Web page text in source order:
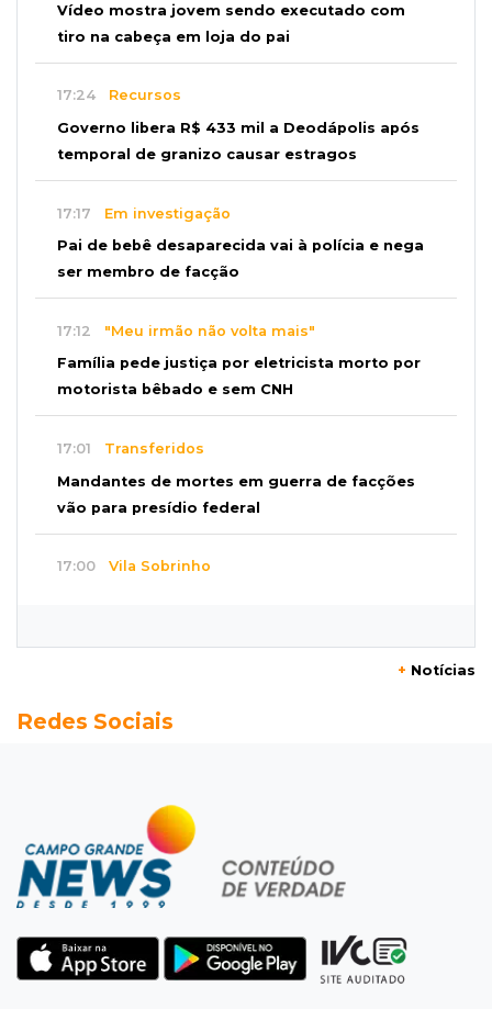
Vídeo mostra jovem sendo executado com
tiro na cabeça em loja do pai
17:24 Recursos
Governo libera R$ 433 mil a Deodápolis após
temporal de granizo causar estragos
17:17 Em investigação
Pai de bebê desaparecida vai à polícia e nega
ser membro de facção
17:12 "Meu irmão não volta mais"
Família pede justiça por eletricista morto por
motorista bêbado e sem CNH
17:01 Transferidos
Mandantes de mortes em guerra de facções
vão para presídio federal
17:00 Vila Sobrinho
Pet shop é recorrente na venda de cães "fake"
Adoção especial
Cachorrinho que perdeu um olho espera por
novo lar no CCZ
Cágado surge na Ernesto Geisel e motorista
encara barranco para ajudar
+ Notícias
Redes Sociais